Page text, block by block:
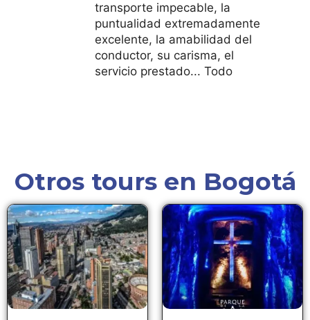
transporte impecable, la
puntualidad extremadamente
excelente, la amabilidad del
conductor, su carisma, el
servicio prestado... Todo
Otros tours en Bogotá